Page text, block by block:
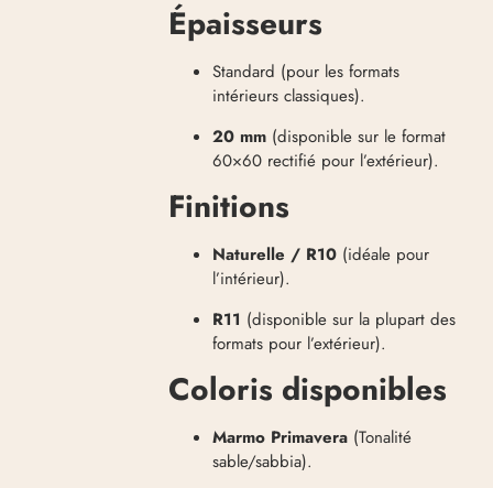
Épaisseurs
Standard (pour les formats
intérieurs classiques).
20 mm (disponible sur le format
60×60 rectifié pour l’extérieur).
Finitions
Naturelle / R10 (idéale pour
l’intérieur).
R11 (disponible sur la plupart des
formats pour l’extérieur).
Coloris disponibles
Marmo Primavera (Tonalité
sable/sabbia).